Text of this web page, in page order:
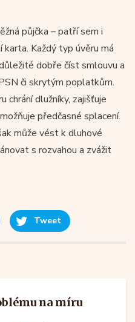
půjčka – patří sem i
Každý typ úvěru má
dobře číst smlouvu a
či skrytým poplatkům.
chrání dlužníky, zajišťuje
předčasné splacení.
může vést k dluhové
s rozvahou a zvážit
Tweet
na míru